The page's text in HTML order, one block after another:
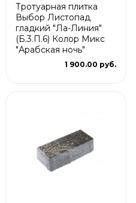
Тротуарная плитка
Выбор Листопад
гладкий "Ла-Линия"
(Б.3.П.6) Колор Микс
"Арабская ночь"
1 900.00 руб.